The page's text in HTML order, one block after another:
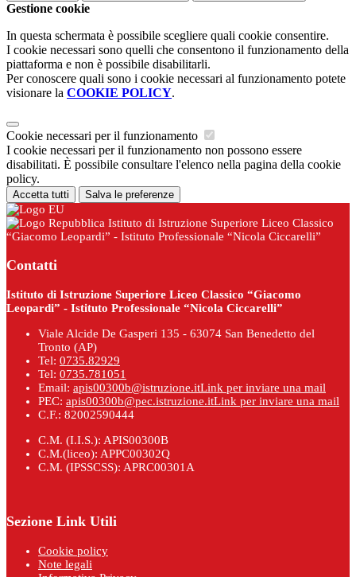
Gestione cookie
In questa schermata è possibile scegliere quali cookie consentire.
I cookie necessari sono quelli che consentono il funzionamento della
piattaforma e non è possibile disabilitarli.
Per conoscere quali sono i cookie necessari al funzionamento potete
visionare la COOKIE POLICY.
Cookie necessari per il funzionamento
I cookie necessari per il funzionamento non possono essere
disabilitati. È possibile consultare l'elenco nella pagina della cookie
policy.
Accetta tutti Salva le preferenze
Istituto di Istruzione Superiore Liceo Classico
“Giacomo Leopardi” - Istituto Professionale “Nicola Ciccarelli”
Contatti
Istituto di Istruzione Superiore Liceo Classico “Giacomo
Leopardi” - Istituto Professionale “Nicola Ciccarelli”
Viale Alcide De Gasperi 135 - 63074 San Benedetto del
Tronto (AP)
Tel: 0735.82929
Tel: 0735.781051
Email: apis00300b@istruzione.itLink per inviare una mail
PEC: apis00300b@pec.istruzione.itLink per inviare una mail
C.F.: 82002590444
C.M. (I.I.S.): APIS00300B
C.M.(liceo): APPC00302Q
C.M. (IPSSCSS): APRC00301A
Sezione Link Utili
Cookie policy
Note legali